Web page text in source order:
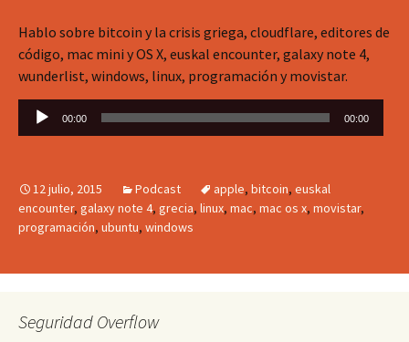
Hablo sobre bitcoin y la crisis griega, cloudflare, editores de
código, mac mini y OS X, euskal encounter, galaxy note 4,
wunderlist, windows, linux, programación y movistar.
Reproductor
de
00:00 00:00
12 julio, 2015 Podcast apple, bitcoin, euskal
encounter, galaxy note 4, grecia, linux, mac, mac os x, movistar,
programación, ubuntu, windows
Seguridad Overflow